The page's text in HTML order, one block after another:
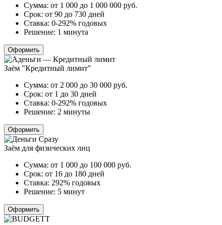
Сумма: от 1 000 до 1 000 000 руб.
Срок: от 90 до 730 дней
Ставка: 0-292% годовых
Решение: 1 минута
Оформить
Заём "Кредитный лимит"
Сумма: от 2 000 до 30 000 руб.
Срок: от 1 до 30 дней
Ставка: 0-292% годовых
Решение: 2 минуты
Оформить
Заём для физических лиц
Сумма: от 1 000 до 100 000 руб.
Срок: от 16 до 180 дней
Ставка: 292% годовых
Решение: 5 минут
Оформить